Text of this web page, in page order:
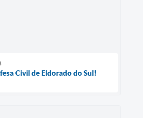
Civil de Eldorado do Sul!